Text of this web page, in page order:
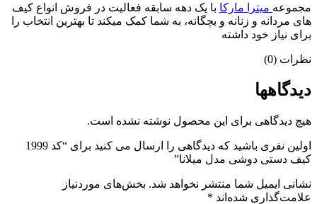
مجموعه میترا مارکا با یک دهه سابقه فعالیت در فروش انواع کیف
های مردانه و زنانه و بچگانه، به شما کمک میکند تا بهترین انتخاب را
برای نیاز خود داشته
نظرات (0)
دیدگاهها
هیچ دیدگاهی برای این محصول نوشته نشده است.
اولین نفری باشید که دیدگاهی را ارسال می کنید برای “کد 1999
کیف دستی دوشی مدل میلانا”
نشانی ایمیل شما منتشر نخواهد شد. بخش‌های موردنیاز
علامت‌گذاری شده‌اند *